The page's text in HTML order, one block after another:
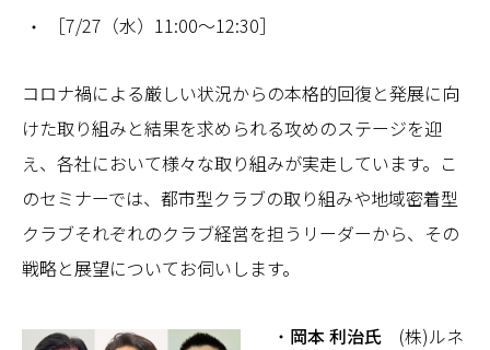
［7/27（水）11:00〜12:30］
コロナ禍による厳しい状況からの本格的回復と発展に向
けた取り組みと結果を求められる攻めのステージを迎
え、各社において様々な取り組みが実走しています。こ
のセミナーでは、都市型クラブの取り組みや地域密着型
クラブそれぞれのクラブ経営を担うリーダーから、その
戦略と展望についてお伺いします。
・ 岡本 利治氏 (株)ルネ